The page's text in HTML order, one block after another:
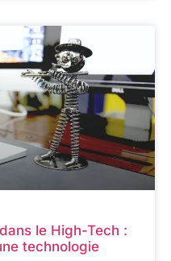
le High-Tech :
technologie